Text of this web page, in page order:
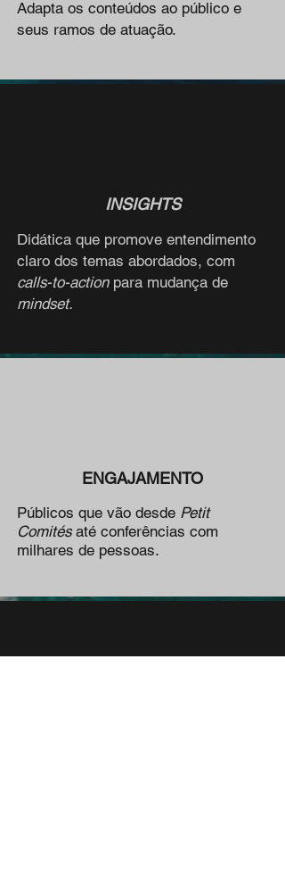
Adapta os conteúdos ao público e
seus ramos de atuação.
INSIGHTS
Didática que promove entendimento
claro dos temas abordados, com
calls-to-actionpara mudança de
mindset.
ENGAJAMENTO
Públicos que vão desde Petit
Comitésaté conferências com
milhares de pessoas.